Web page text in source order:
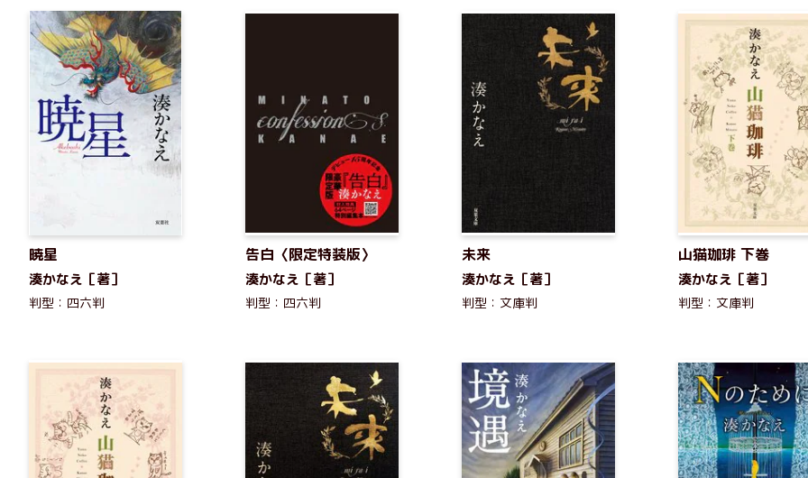
暁星
湊かなえ［著］
判型：四六判
告白〈限定特装版〉
湊かなえ［著］
判型：四六判
未来
湊かなえ［著］
判型：文庫判
山猫珈琲 下巻
湊かなえ［著］
判型：文庫判